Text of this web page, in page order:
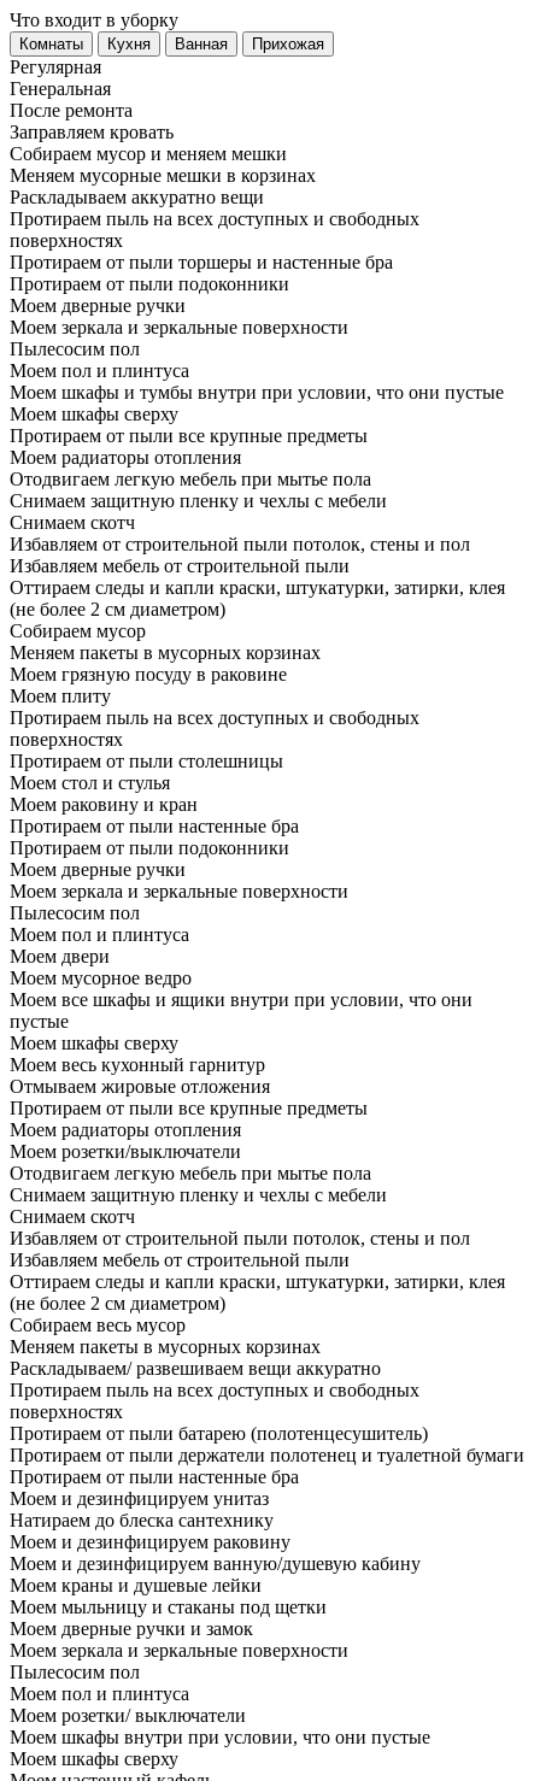
Что входит в уборку
Регу­лярная
Гене­ральная
После ремонта
Заправляем кровать
Собираем мусор и меняем мешки
Меняем мусорные мешки в корзинах
Раскладываем аккуратно вещи
Протираем пыль на всех доступных и свободных
поверхностях
Протираем от пыли торшеры и настенные бра
Протираем от пыли подоконники
Моем дверные ручки
Моем зеркала и зеркальные поверхности
Пылесосим пол
Моем пол и плинтуса
Моем шкафы и тумбы внутри при условии, что они пустые
Моем шкафы сверху
Протираем от пыли все крупные предметы
Моем радиаторы отопления
Отодвигаем легкую мебель при мытье пола
Снимаем защитную пленку и чехлы с мебели
Снимаем скотч
Избавляем от строительной пыли потолок, стены и пол
Избавляем мебель от строительной пыли
Оттираем следы и капли краски, штукатурки, затирки, клея
(не более 2 см диаметром)
Собираем мусор
Меняем пакеты в мусорных корзинах
Моем грязную посуду в раковине
Моем плиту
Протираем пыль на всех доступных и свободных
поверхностях
Протираем от пыли столешницы
Моем стол и стулья
Моем раковину и кран
Протираем от пыли настенные бра
Протираем от пыли подоконники
Моем дверные ручки
Моем зеркала и зеркальные поверхности
Пылесосим пол
Моем пол и плинтуса
Моем двери
Моем мусорное ведро
Моем все шкафы и ящики внутри при условии, что они
пустые
Моем шкафы сверху
Моем весь кухонный гарнитур
Отмываем жировые отложения
Протираем от пыли все крупные предметы
Моем радиаторы отопления
Моем розетки/выключатели
Отодвигаем легкую мебель при мытье пола
Снимаем защитную пленку и чехлы с мебели
Снимаем скотч
Избавляем от строительной пыли потолок, стены и пол
Избавляем мебель от строительной пыли
Оттираем следы и капли краски, штукатурки, затирки, клея
(не более 2 см диаметром)
Собираем весь мусор
Меняем пакеты в мусорных корзинах
Раскладываем/ развешиваем вещи аккуратно
Протираем пыль на всех доступных и свободных
поверхностях
Протираем от пыли батарею (полотенцесушитель)
Протираем от пыли держатели полотенец и туалетной бумаги
Протираем от пыли настенные бра
Моем и дезинфицируем унитаз
Натираем до блеска сантехнику
Моем и дезинфицируем раковину
Моем и дезинфицируем ванную/душевую кабину
Моем краны и душевые лейки
Моем мыльницу и стаканы под щетки
Моем дверные ручки и замок
Моем зеркала и зеркальные поверхности
Пылесосим пол
Моем пол и плинтуса
Моем розетки/ выключатели
Моем шкафы внутри при условии, что они пустые
Моем шкафы сверху